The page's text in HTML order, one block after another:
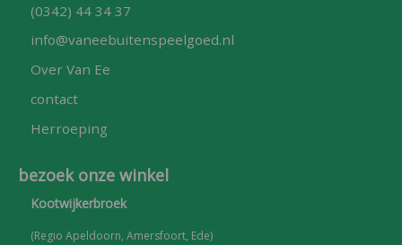
(0342) 44 34 37
info@vaneebuitenspeelgoed.nl
Over Van Ee
contact
Herroeping
bezoek onze winkel
Kootwijkerbroek
(Regio Apeldoorn, Amersfoort, Ede)